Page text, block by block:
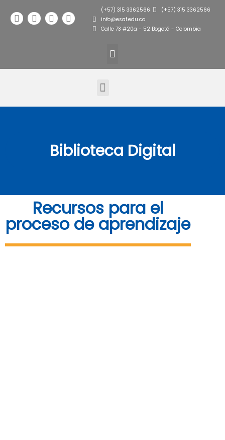
(+57) 315 3362566
(+57) 315 3362566
info@esaf.edu.co
Calle 73 #20a - 52 Bogotá - Colombia
Biblioteca Digital
Recursos para el
proceso de aprendizaje